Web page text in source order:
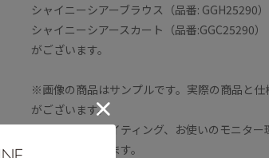
シャイニーシアーブラウス（品番: GGH25290）
シャイニーシアースカート（品番:GGC25290）
がございます。
※画像の商品はサンプルです。実際の商品と
がございます。
※撮影場所やライティング、お使いのモニター
る場合がございます。